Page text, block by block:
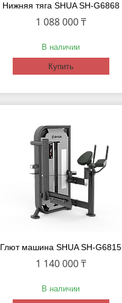
Нижняя тяга SHUA SH-G6868
1 088 000 ₸
В наличии
Купить
Глют машина SHUA SH-G6815
1 140 000 ₸
В наличии